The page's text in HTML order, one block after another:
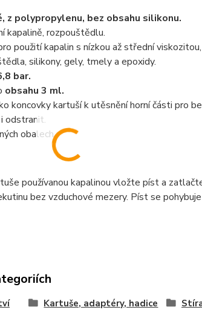
z polypropylenu, bez obsahu silikonu.
kapalině, rozpouštědlu.
použití kapalin s nízkou až střední
silikony, gely, tmely a epoxidy.
bar.
obsahu 3 ml.
koncovky kartuší k utěsnění horní části pro
odstranit.
obalech.
používanou kapalinou vložte píst a
bez vzduchové mezery. Píst se
Kartuše, adaptéry, hadice